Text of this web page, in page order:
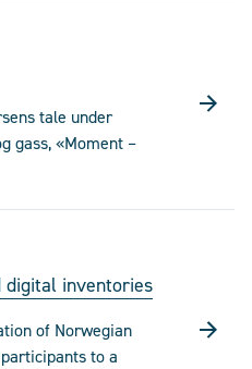
tale under
gass, «Moment –
digital inventories
of Norwegian
to a